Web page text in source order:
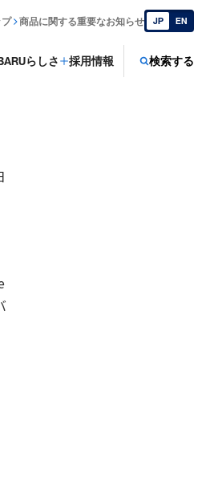
らしさ 採用情報 検索する
商品に関する重要なお知らせ JP EN